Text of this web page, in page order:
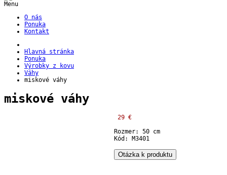
Menu
O nás
Ponuka
Kontakt
Hlavná stránka
Ponuka
Výrobky z kovu
Váhy
miskové váhy
miskové váhy
29 €
Rozmer: 50 cm
Kód: M3401
Otázka k produktu